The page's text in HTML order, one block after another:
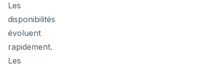
Les
disponibilités
évoluent
rapidement.
Les